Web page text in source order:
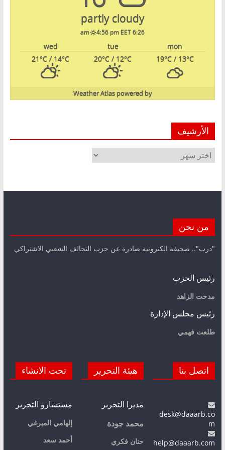
partly cloudy
6:26 am
4:56 pm EET
mon
tue
wed
19°C/ 13°C
20°C / 12°C
21°C / 14°C
powered by
Weather Atlas
الأرشيف
الأرشيف
من نحن
"درب".. صحيفة الكترونية صادرة عن حزب التحالف الشعبي الاشتراكي
رئيس الحزب
مدحت الزاهد
رئيس مجلس الإدارة
طلعت فهمي
اتصل بنا
desk@daaarb.co
m
help@daaarb.com
هيئة التحرير
مديرا التحرير
محمد جودة
حنان فكري
تحت الانشاء
مستشارو التحرير
إلهامي الميرغي
أحمد سعد